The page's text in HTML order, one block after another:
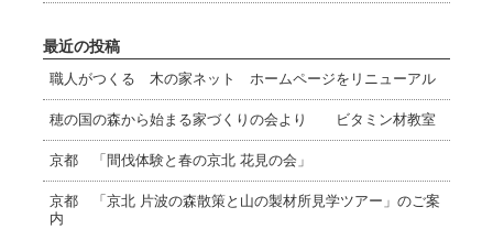
最近の投稿
職人がつくる 木の家ネット ホームページをリニューアル
穂の国の森から始まる家づくりの会より ビタミン材教室
京都 「間伐体験と春の京北 花見の会」
京都 「京北 片波の森散策と山の製材所見学ツアー」のご案
内